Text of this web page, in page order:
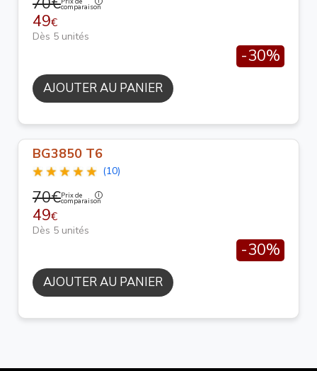
comparaison
49€
Dès 5 unités
-30%
AJOUTER AU PANIER
BG3850 T6
(10)
70€Prix de
comparaison
49€
Dès 5 unités
-30%
AJOUTER AU PANIER